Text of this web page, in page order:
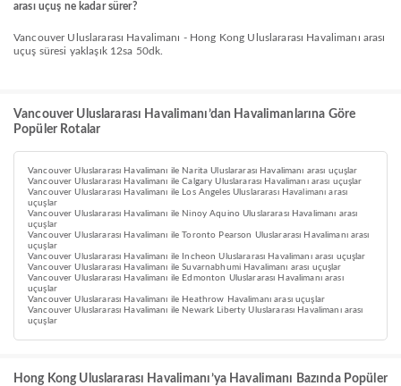
arası uçuş ne kadar sürer?
Vancouver Uluslararası Havalimanı - Hong Kong Uluslararası Havalimanı arası
uçuş süresi yaklaşık 12sa 50dk.
Vancouver Uluslararası Havalimanı’dan Havalimanlarına Göre
Popüler Rotalar
Vancouver Uluslararası Havalimanı ile Narita Uluslararası Havalimanı arası uçuşlar
Vancouver Uluslararası Havalimanı ile Calgary Uluslararası Havalimanı arası uçuşlar
Vancouver Uluslararası Havalimanı ile Los Angeles Uluslararası Havalimanı arası
uçuşlar
Vancouver Uluslararası Havalimanı ile Ninoy Aquino Uluslararası Havalimanı arası
uçuşlar
Vancouver Uluslararası Havalimanı ile Toronto Pearson Uluslararası Havalimanı arası
uçuşlar
Vancouver Uluslararası Havalimanı ile Incheon Uluslararası Havalimanı arası uçuşlar
Vancouver Uluslararası Havalimanı ile Suvarnabhumi Havalimanı arası uçuşlar
Vancouver Uluslararası Havalimanı ile Edmonton Uluslararası Havalimanı arası
uçuşlar
Vancouver Uluslararası Havalimanı ile Heathrow Havalimanı arası uçuşlar
Vancouver Uluslararası Havalimanı ile Newark Liberty Uluslararası Havalimanı arası
uçuşlar
Hong Kong Uluslararası Havalimanı’ya Havalimanı Bazında Popüler